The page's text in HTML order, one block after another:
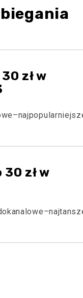
zł w
zł w